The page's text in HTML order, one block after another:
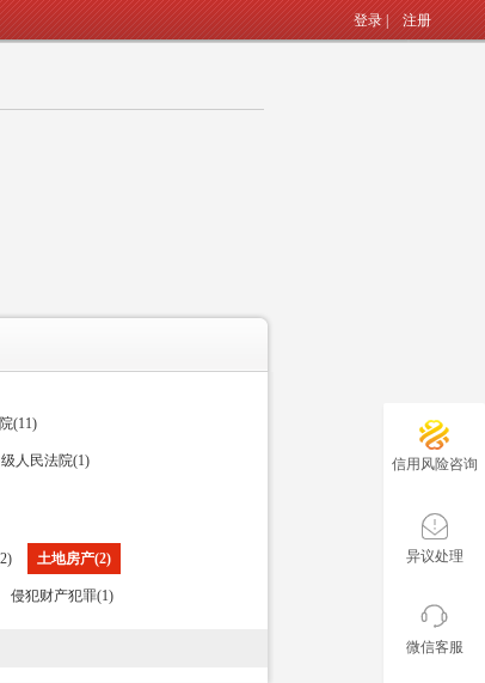
登录| 注册
(11)
人民法院(1)
土地房产(2)
侵犯财产犯罪(1)
信用风险咨询
异议处理
微信客服